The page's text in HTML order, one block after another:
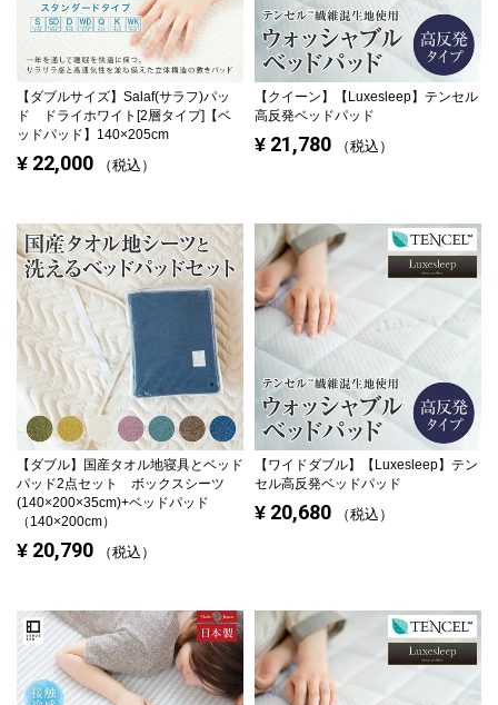
【ダブルサイズ】 Salaf(サラフ)パッ
ド ドライホワイト[2層タイプ]【ベ
ッドパッド】140×205cm
¥ 22,000 税込
【クイーン】
【Luxesleep】テンセル
高反発ベッドパッド
¥ 21,780 税込
【ダブル】 国産タオル地寝具とベッド
パッド2点セット ボックスシーツ
(140×200×35cm)+ベッドパッド
（140×200cm）
¥ 20,790 税込
【ワイドダブル】
【Luxesleep】テン
セル高反発ベッドパッド
¥ 20,680 税込